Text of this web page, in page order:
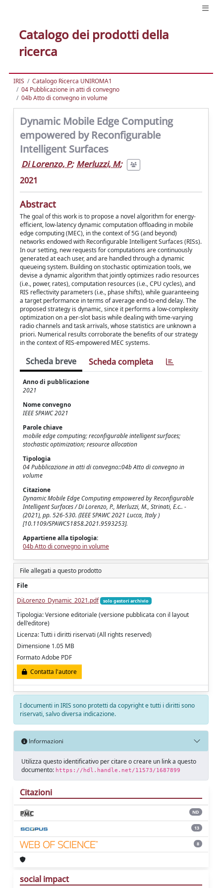
Catalogo dei prodotti della
ricerca
IRIS
Catalogo Ricerca UNIROMA1
04 Pubblicazione in atti di convegno
04b Atto di convegno in volume
Dynamic Mobile Edge Computing
empowered by Reconfigurable
Intelligent Surfaces
Di Lorenzo, P; Merluzzi, M;
2021
Abstract
The goal of this work is to propose a novel algorithm for energy-
efficient, low-latency dynamic computation offloading in mobile
edge computing (MEC), in the context of 5G (and beyond)
networks endowed with Reconfigurable Intelligent Surfaces (RISs).
In our setting, new requests for computations are continuously
generated at each user, and are handled through a dynamic
queueing system. Building on stochastic optimization tools, we
devise a dynamic algorithm that jointly optimizes radio resources
(i.e., power, rates), computation resources (i.e., CPU cycles), and
RIS reflectivity parameters (i.e., phase shifts), while guaranteeing
a target performance in terms of average end-to-end delay. The
proposed strategy is dynamic, since it performs a low-complexity
optimization on a per-slot basis while dealing with time-varying
radio channels and task arrivals, whose statistics are unknown a
priori. Numerical results corroborate the benefits of our strategy
in the context of RIS-empowered MEC systems.
Scheda breve Scheda completa
Anno di pubblicazione
2021
Nome convegno
IEEE SPAWC 2021
Parole chiave
mobile edge computing; reconfigurable intelligent surfaces;
stochastic optimization; resource allocation
Tipologia
04 Pubblicazione in atti di convegno::04b Atto di convegno in
volume
Citazione
Dynamic Mobile Edge Computing empowered by Reconfigurable
Intelligent Surfaces / Di Lorenzo, P., Merluzzi, M., Strinati, E.c.. -
(2021), pp. 526-530. (IEEE SPAWC 2021 Lucca, Italy )
[10.1109/SPAWC51858.2021.9593253].
Appartiene alla tipologia:
04b Atto di convegno in volume
File allegati a questo prodotto
File
DiLorenzo_Dynamic_2021.pdf
solo gestori archivio
Tipologia: Versione editoriale (versione pubblicata con il layout
dell'editore)
Licenza: Tutti i diritti riservati (All rights reserved)
Dimensione 1.05 MB
Formato Adobe PDF
Contatta l'autore
I documenti in IRIS sono protetti da copyright e tutti i diritti sono
riservati, salvo diversa indicazione.
Informazioni
Utilizza questo identificativo per citare o creare un link a questo
documento: https://hdl.handle.net/11573/1687899
Citazioni
ND
13
8
social impact